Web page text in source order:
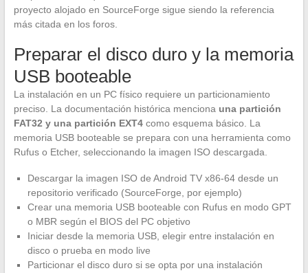
proyecto alojado en SourceForge sigue siendo la referencia
más citada en los foros.
Preparar el disco duro y la memoria
USB booteable
La instalación en un PC físico requiere un particionamiento
preciso. La documentación histórica menciona una partición
FAT32 y una partición EXT4como esquema básico. La
memoria USB booteable se prepara con una herramienta como
Rufus o Etcher, seleccionando la imagen ISO descargada.
Descargar la imagen ISO de Android TV x86-64 desde un
repositorio verificado (SourceForge, por ejemplo)
Crear una memoria USB booteable con Rufus en modo GPT
o MBR según el BIOS del PC objetivo
Iniciar desde la memoria USB, elegir entre instalación en
disco o prueba en modo live
Particionar el disco duro si se opta por una instalación